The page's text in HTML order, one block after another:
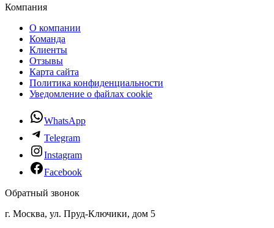
Компания
О компании
Команда
Клиенты
Отзывы
Карта сайта
Политика конфиденциальности
Уведомление о файлах cookie
WhatsApp
Telegram
Instagram
Facebook
Обратный звонок
г. Москва, ул. Пруд-Ключики, дом 5